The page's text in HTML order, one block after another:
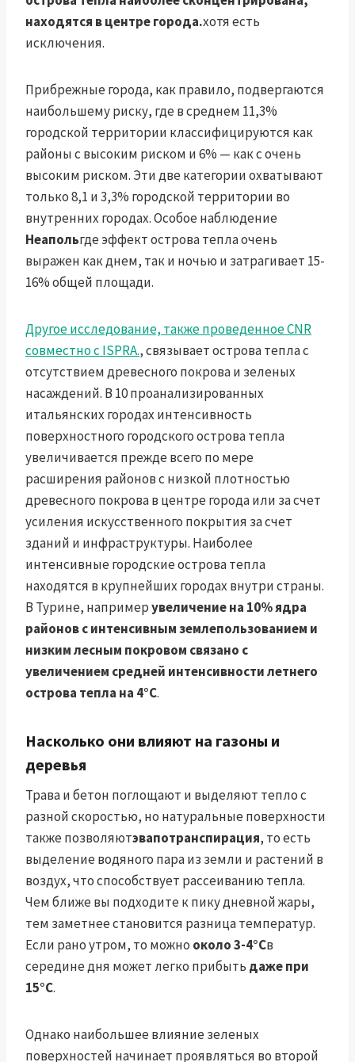
находятся в центре города.хотя есть
исключения.
Прибрежные города, как правило, подвергаются
наибольшему риску, где в среднем 11,3%
городской территории классифицируются как
районы с высоким риском и 6% — как с очень
высоким риском. Эти две категории охватывают
только 8,1 и 3,3% городской территории во
внутренних городах. Особое наблюдение
Неапольгде эффект острова тепла очень
выражен как днем, так и ночью и затрагивает 15-
16% общей площади.
Другое исследование, также проведенное CNR
совместно с ISPRA., связывает острова тепла с
отсутствием древесного покрова и зеленых
насаждений. В 10 проанализированных
итальянских городах интенсивность
поверхностного городского острова тепла
увеличивается прежде всего по мере
расширения районов с низкой плотностью
древесного покрова в центре города или за счет
усиления искусственного покрытия за счет
зданий и инфраструктуры. Наиболее
интенсивные городские острова тепла
находятся в крупнейших городах внутри страны.
В Турине, напримерувеличение на 10% ядра
районов с интенсивным землепользованием и
низким лесным покровом связано с
увеличением средней интенсивности летнего
острова тепла на 4°C.
Насколько они влияют на газоны и
деревья
Трава и бетон поглощают и выделяют тепло с
разной скоростью, но натуральные поверхности
также позволяютэвапотранспирация, то есть
выделение водяного пара из земли и растений в
воздух, что способствует рассеиванию тепла.
Чем ближе вы подходите к пику дневной жары,
тем заметнее становится разница температур.
Если рано утром, то можно около 3-4°Св
середине дня может легко прибыть даже при
15°С.
Однако наибольшее влияние зеленых
поверхностей начинает проявляться во второй